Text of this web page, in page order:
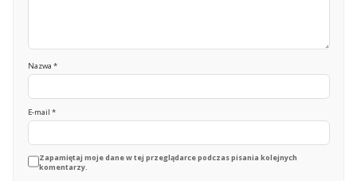
Nazwa *
E-mail *
Zapamiętaj moje dane w tej przeglądarce podczas pisania kolejnych
komentarzy.